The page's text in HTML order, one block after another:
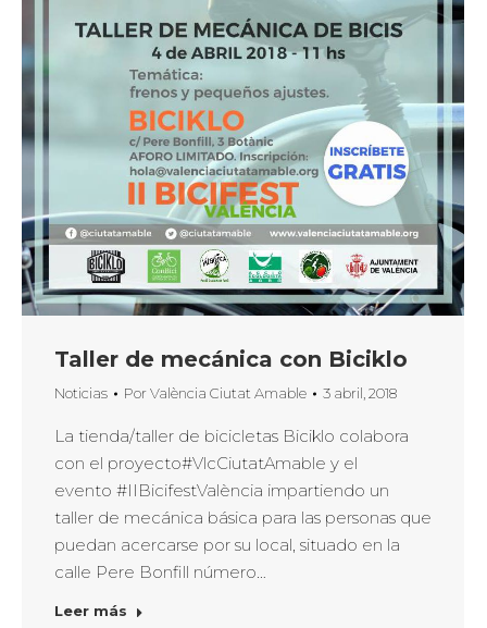
Taller de mecánica con Biciklo
Noticias PorValència Ciutat Amable 3 abril, 2018
La tienda/taller de bicicletas Biciklo colabora
con el proyecto#VlcCiutatAmable y el
evento #IIBicifestValència impartiendo un
taller de mecánica básica para las personas que
puedan acercarse por su local, situado en la
calle Pere Bonfill número…
Leer más